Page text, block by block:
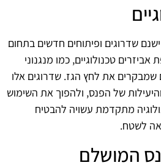
שדרוגים ופיתוחים חדשים בתחום
טכנולוגיים, כמו מנגנוני
שמבקרים את לחץ הגז. שדרוגים אלו
של הפנס, ולהפוך את השימוש
מתקדמת עשויה להבטיח
לשטח.
המושלם